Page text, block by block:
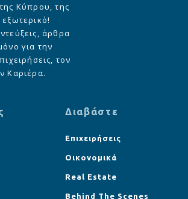
Κύπρου, της
άρθρα
για την
τον
Καριέρα.
Διαβάστε
Επιχειρήσεις
Οικονομικά
Real Estate
Behind The Scenes